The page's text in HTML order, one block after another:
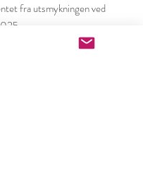
fra utsmykningen ved